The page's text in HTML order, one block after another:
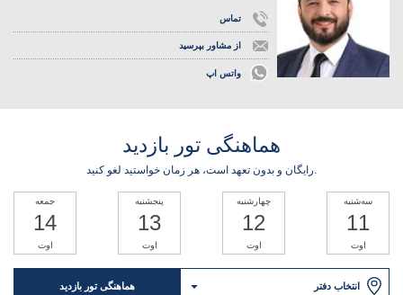
تماس
از مشاور بپرسید
واتس اپ
هماهنگی تور بازدید
رایگان و بدون تعهد است، هر زمان خواستید لغو کنید.
سه‌شنبه
11
اوت
چهارشنبه
12
اوت
پنجشنبه
13
اوت
جمعه
14
اوت
انتخاب دفتر هماهنگی تور بازدید